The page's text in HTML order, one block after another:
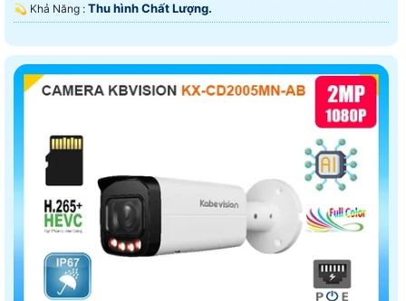
️💫 Khả Năng : Thu hình Chất Lượng.